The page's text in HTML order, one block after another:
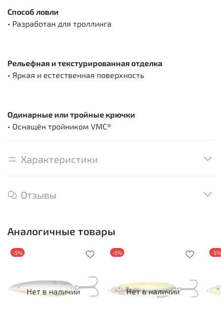
Способ ловли
• Разработан для троллинга
Рельефная и текстурированная отделка
• Яркая и естественная поверхность
Одинарные или тройные крючки
• Оснащён тройником VMC®
Характеристики
Отзывы
Аналогичные товары
Нет в наличии
-5%
Нет в наличии
-5% -